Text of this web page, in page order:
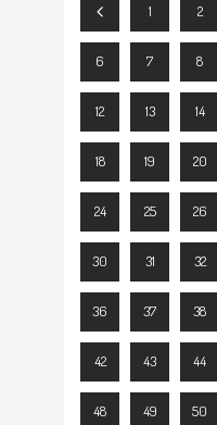
1 2
6 7 8
12 13 14
18 19 20
24 25 26
30 31 32
36 37 38
42 43 44
48 49 50